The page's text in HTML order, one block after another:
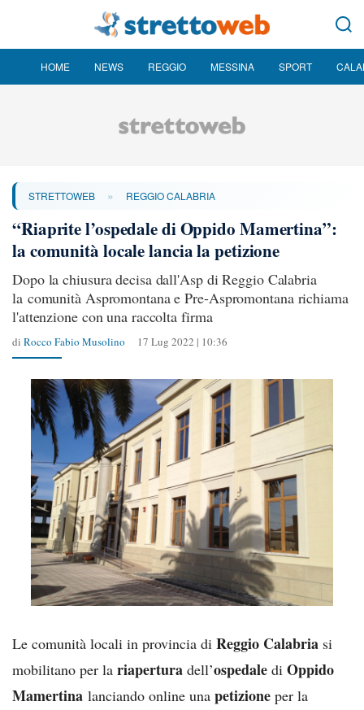
HOME NEWS REGGIO MESSINA SPORT
STRETTOWEB » REGGIO CALABRIA
“Riaprite l’ospedale di Oppido Mamertina”:
la comunità locale lancia la petizione
Dopo la chiusura decisa dall'Asp di Reggio Calabria
la comunità Aspromontana e Pre-Aspromontana richiama
l'attenzione con una raccolta firma
di Rocco Fabio Musolino 17 Lug 2022 | 10:36
Le comunità locali in provincia di Reggio Calabria si
mobilitano per la riapertura dell’ospedale di Oppido
Mamertina lanciando online una petizione per la